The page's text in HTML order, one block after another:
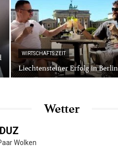
WIRTSCHAFTS:ZEIT
Liechtensteiner Erfolg in Berlin
Wetter
Wolken